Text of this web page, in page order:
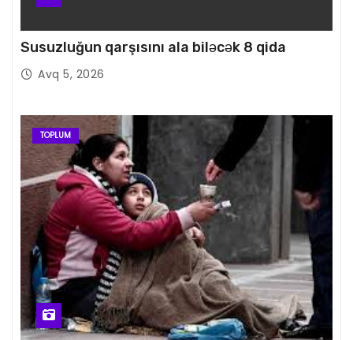
Susuzluğun qarşısını ala biləcək 8 qida
Avq 5, 2026
TOPLUM